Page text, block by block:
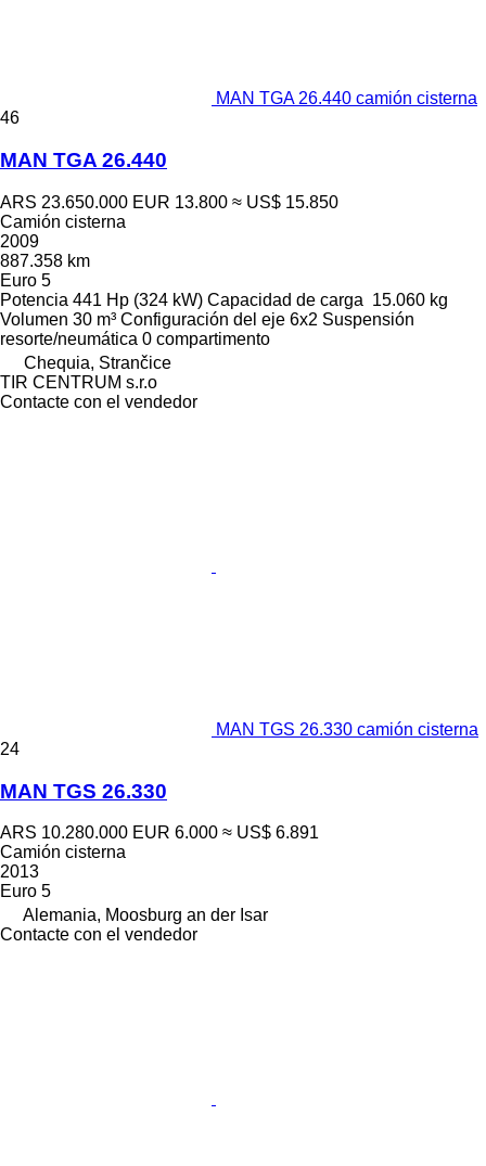
MAN TGA 26.440 camión cisterna
46
MAN TGA 26.440
ARS 23.650.000 EUR 13.800 ≈ US$ 15.850
Camión cisterna
2009
887.358 km
Euro 5
Potencia 441 Hp (324 kW) Capacidad de carga 15.060 kg
Volumen 30 m³ Configuración del eje 6x2 Suspensión
resorte/neumática 0 compartimento
Chequia, Strančice
TIR CENTRUM s.r.o
Contacte con el vendedor
MAN TGS 26.330 camión cisterna
24
MAN TGS 26.330
ARS 10.280.000 EUR 6.000 ≈ US$ 6.891
Camión cisterna
2013
Euro 5
Alemania, Moosburg an der Isar
Contacte con el vendedor